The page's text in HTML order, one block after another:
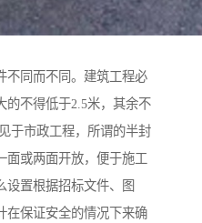
不同而不同。建筑工程必
的不得低于2.5米，其余不
于市政工程，所谓的半封
面或两面开放，便于施工
设置根据招标文件、图
在保证安全的情况下来确